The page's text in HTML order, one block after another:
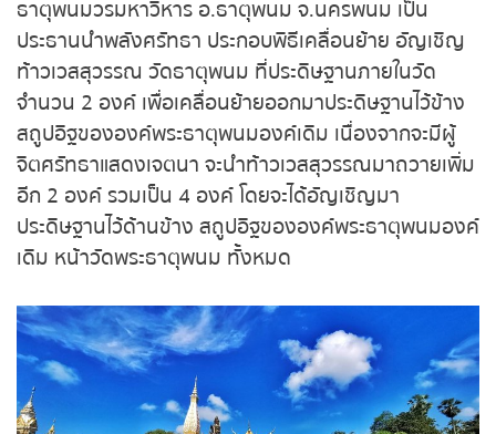
ถ่ายทอดสดหวยลาว
ถ่ายทอดสดหวยลาว ซุปเปอร์
ถ่ายทอดสดหวยฮานอย
ถ่ายทอดสดหวยฮานอยพิเศษ
ถ่ายทอดสดหวยมาเลย์
ถ่ายทอดสดหวยญีปุ่น
ถ่ายทอดสดหวยไต้หวัน
พระธาตุพนมวรมหาวิหาร อ.ธาตุพนม จ.นครพนม เป็น
ประธานนำพลังศรัทธา ประกอบพิธีเคลื่อนย้าย
อัญเชิญ ท้าวเวสสุวรรณ วัดธาตุพนม ที่ประดิษฐาน
ภายในวัดจำนวน 2 องค์ เพื่อเคลื่อนย้ายออกมา
ประดิษฐานไว้ข้างสถูปอิฐขององค์พระธาตุพนมองค์
เดิม เนื่องจากจะมีผู้จิตศรัทธาแสดงเจตนา จะนำท้าว
เวสสุวรรณมาถวายเพิ่มอีก 2 องค์ รวมเป็น 4 องค์
โดยจะได้อัญเชิญมาประดิษฐานไว้ด้านข้าง สถูปอิฐของ
องค์พระธาตุพนมองค์เดิม หน้าวัดพระธาตุพนม
ทั้งหมด